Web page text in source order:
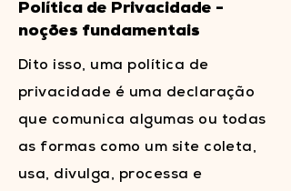
Política de Privacidade -
noções fundamentais
Dito isso, uma política de
privacidade é uma declaração
que comunica algumas ou todas
as formas como um site coleta,
usa, divulga, processa e